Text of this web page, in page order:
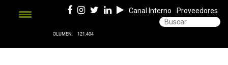
Canal Interno Proveedores